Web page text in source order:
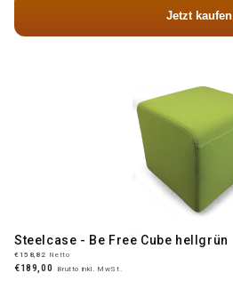
Jetzt kaufen
Steelcase - Be Free Cube hellgrün
€158,82 Netto
€189,00 Brutto inkl. MwSt.